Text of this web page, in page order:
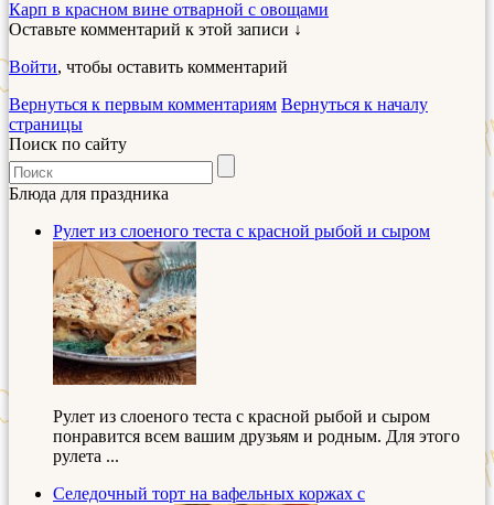
Карп в красном вине отварной с овощами
Оставьте комментарий к этой записи ↓
Войти, чтобы оставить комментарий
Вернуться к первым комментариям Вернуться к началу
страницы
Поиск по сайту
Блюда для праздника
Рулет из слоеного теста с красной рыбой и сыром
Рулет из слоеного теста с красной рыбой и сыром
понравится всем вашим друзьям и родным. Для этого
рулета ...
Селедочный торт на вафельных коржах с